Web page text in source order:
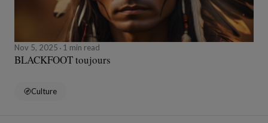
Nov 5, 2025 1 min read
BLACKFOOT toujours
Culture